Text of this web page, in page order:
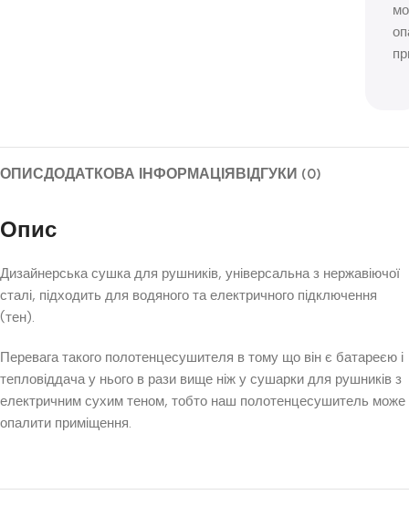
ОПИСДОДАТКОВА ІНФОРМАЦІЯВІДГУКИ (0)
Опис
Дизайнерська сушка для рушників, універсальна з нержавіючої
сталі, підходить для водяного та електричного підключення
(тен).
Перевага такого полотенцесушителя в тому що він є батареєю і
тепловіддача у нього в рази вище ніж у сушарки для рушників з
електричним сухим теном, тобто наш полотенцесушитель може
опалити приміщення.